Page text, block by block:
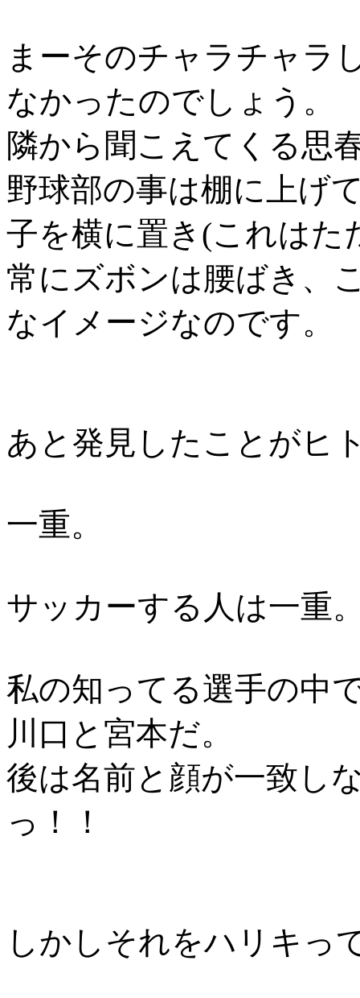
まーそのチャラチャラ
なかったのでしょう。
隣から聞こえてくる思
野球部の事は棚に上げ
子を横に置き(これはた
常にズボンは腰ばき、
なイメージなのです。
あと発見したことがヒ
一重。
サッカーする人は一重
私の知ってる選手の中
川口と宮本だ。
後は名前と顔が一致し
っ！！
しかしそれをハリキっ